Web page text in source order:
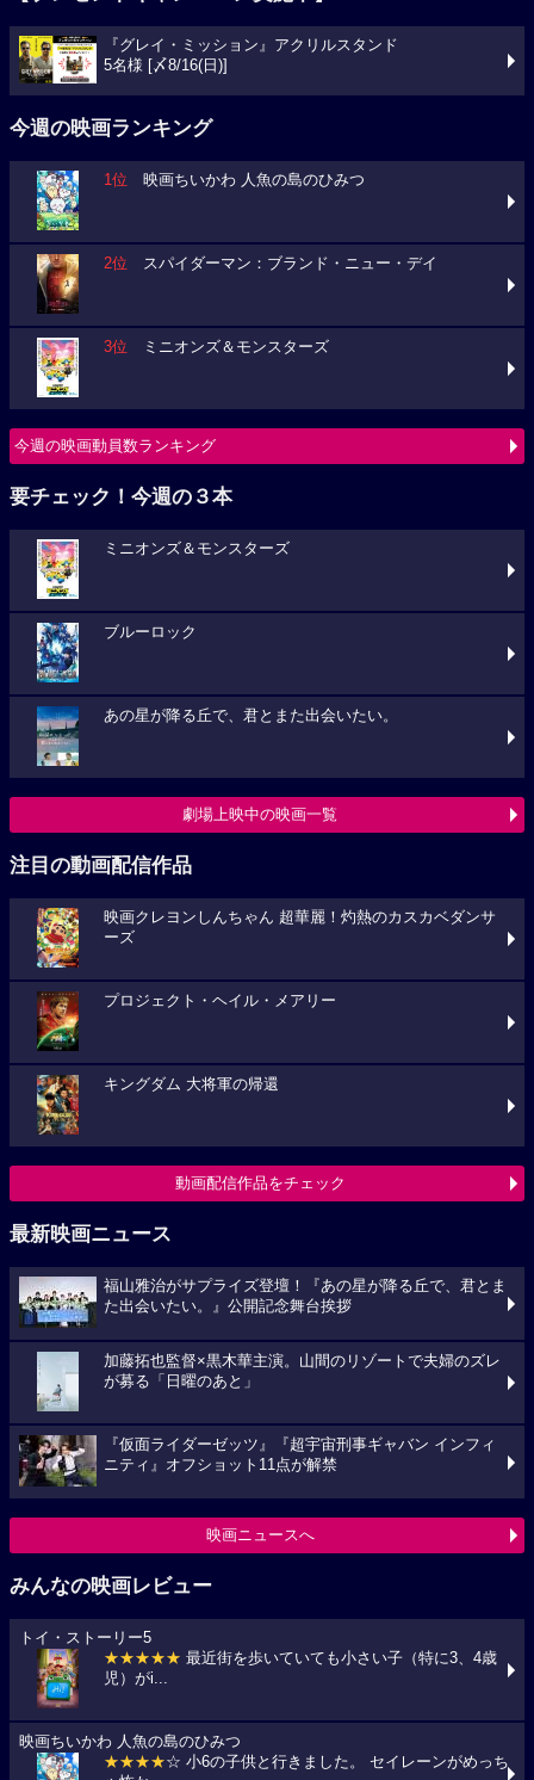
『グレイ・ミッション』アクリルスタンド
5名様 [〆8/16(日)]
今週の映画ランキング
1位 映画ちいかわ 人魚の島のひみつ
2位 スパイダーマン：ブランド・ニュー・デイ
3位 ミニオンズ＆モンスターズ
今週の映画動員数ランキング
要チェック！今週の３本
ミニオンズ＆モンスターズ
ブルーロック
あの星が降る丘で、君とまた出会いたい。
劇場上映中の映画一覧
注目の動画配信作品
映画クレヨンしんちゃん 超華麗！灼熱のカスカベダンサ
ーズ
プロジェクト・ヘイル・メアリー
キングダム 大将軍の帰還
動画配信作品をチェック
最新映画ニュース
福山雅治がサプライズ登壇！『あの星が降る丘で、君とま
た出会いたい。』公開記念舞台挨拶
加藤拓也監督×黒木華主演。山間のリゾートで夫婦のズレ
が募る「日曜のあと」
『仮面ライダーゼッツ』『超宇宙刑事ギャバン インフィ
ニティ』オフショット11点が解禁
映画ニュースへ
みんなの映画レビュー
トイ・ストーリー5
★★★★★ 最近街を歩いていても小さい子（特に3、4歳
児）がi...
映画ちいかわ 人魚の島のひみつ
★★★★☆ 小6の子供と行きました。 セイレーンがめっち